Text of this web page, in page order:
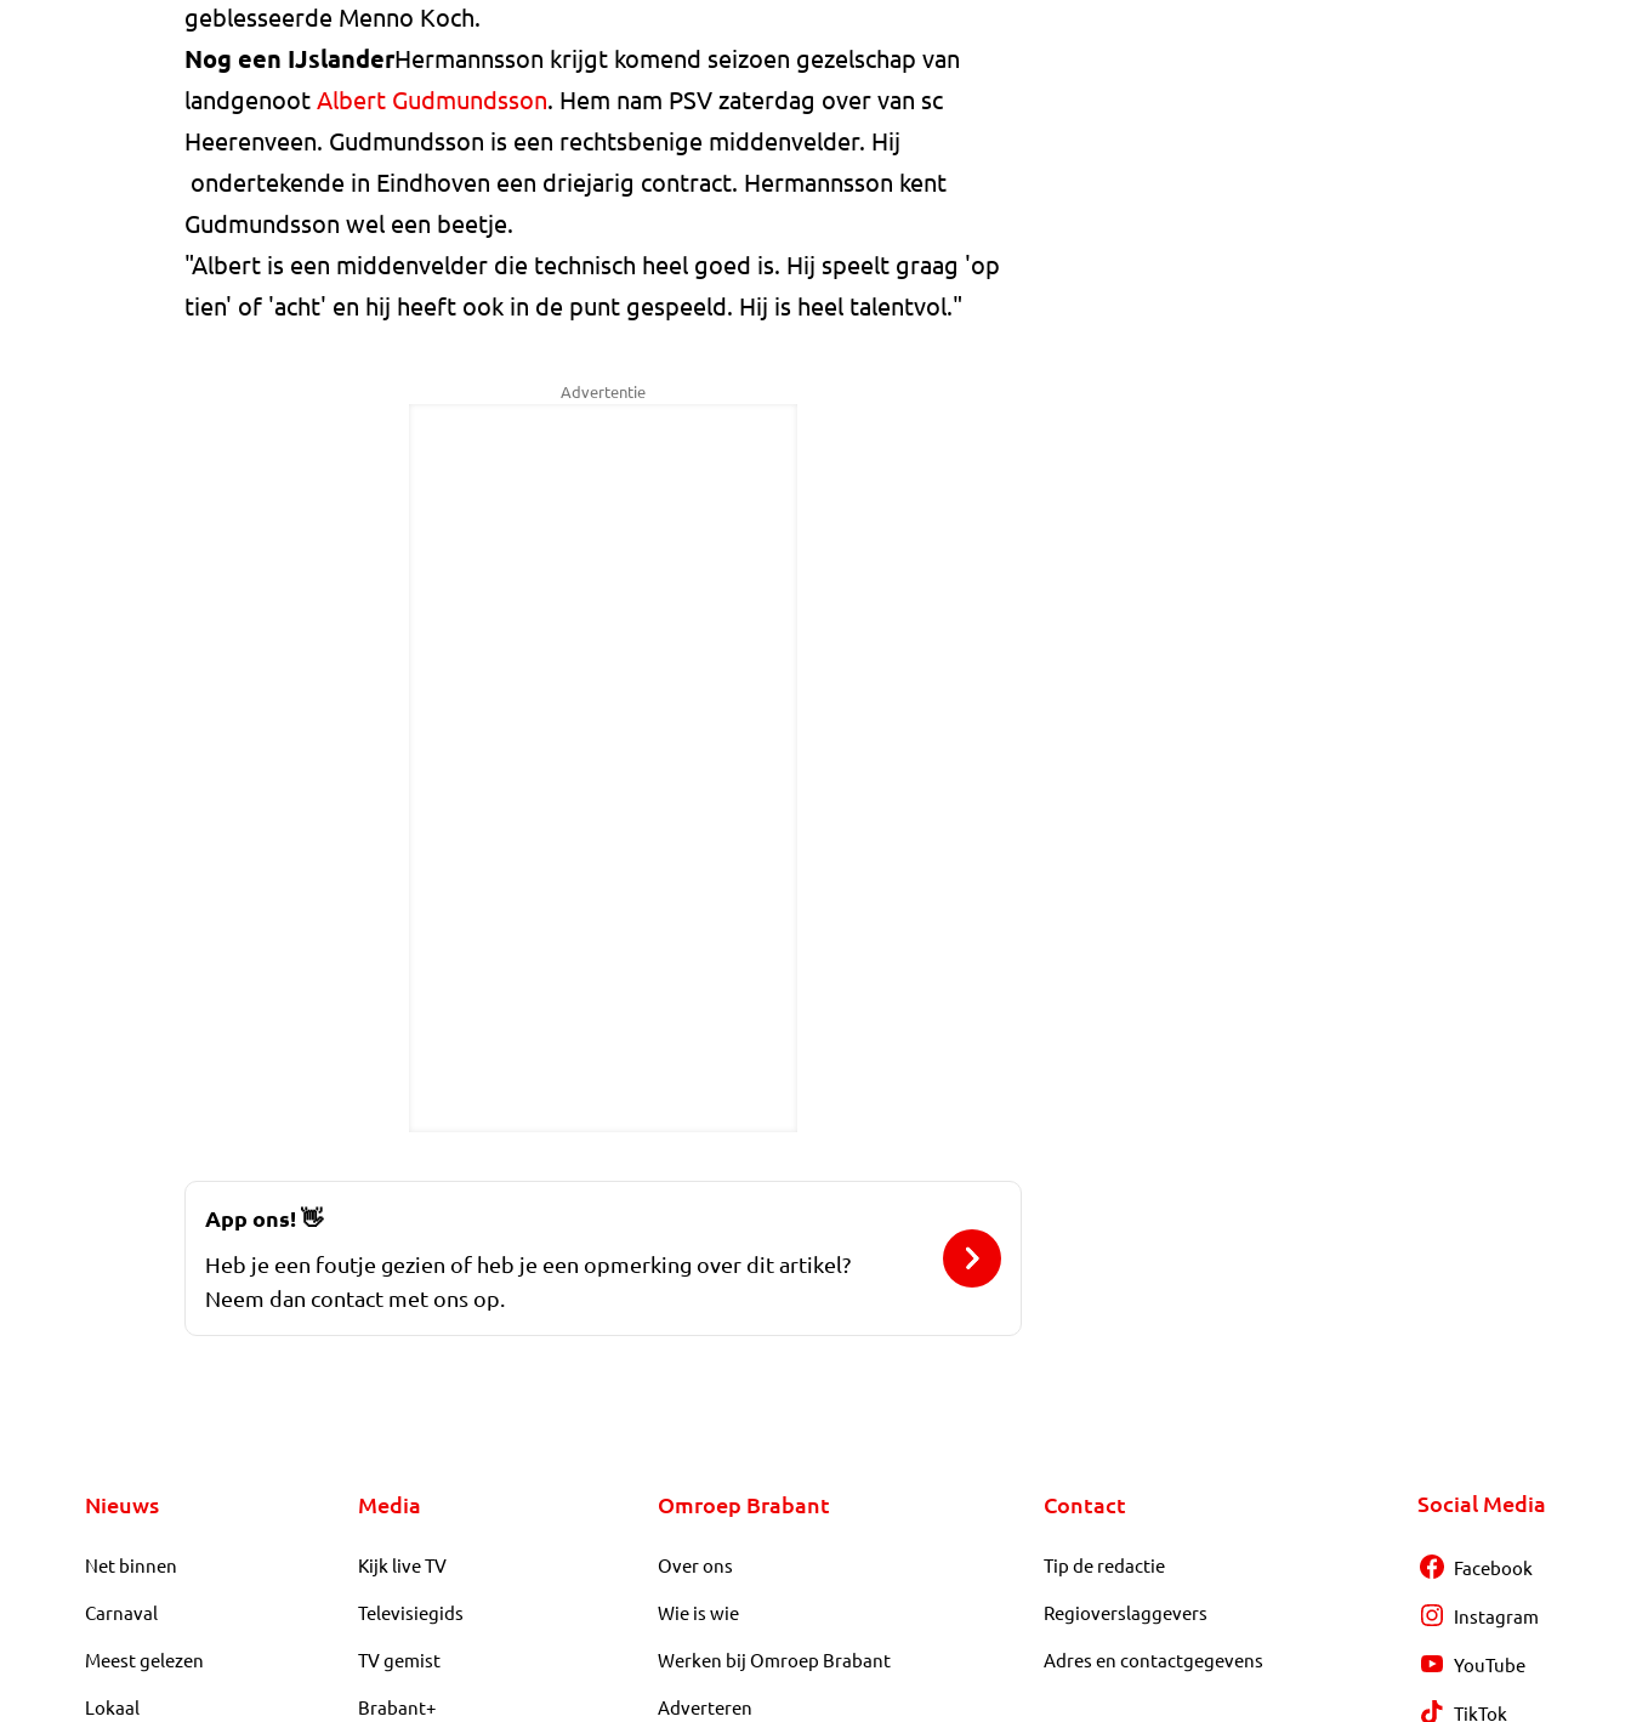
geblesseerde Menno Koch.
Nog een IJslanderHermannsson krijgt komend seizoen gezelschap van
landgenoot Albert Gudmundsson. Hem nam PSV zaterdag over van sc
Heerenveen. Gudmundsson is een rechtsbenige middenvelder. Hij
ondertekende in Eindhoven een driejarig contract. Hermannsson kent
Gudmundsson wel een beetje.
"Albert is een middenvelder die technisch heel goed is. Hij speelt graag 'op
tien' of 'acht' en hij heeft ook in de punt gespeeld. Hij is heel talentvol."
Advertentie
App ons!👋
Heb je een foutje gezien of heb je een opmerking over dit artikel?
Neem dan contact met ons op.
Nieuws
Net binnen
Carnaval
Meest gelezen
Lokaal
Media
Kijk live TV
Televisiegids
TV gemist
Brabant+
Omroep Brabant
Over ons
Wie is wie
Werken bij Omroep Brabant
Adverteren
Contact
Tip de redactie
Regioverslaggevers
Adres en contactgegevens
Social Media
Facebook
Instagram
YouTube
TikTok